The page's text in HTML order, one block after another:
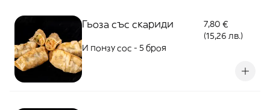
Гьоза със скариди
7,80 €
(15,26 лв.)
И понзу сос - 5 броя